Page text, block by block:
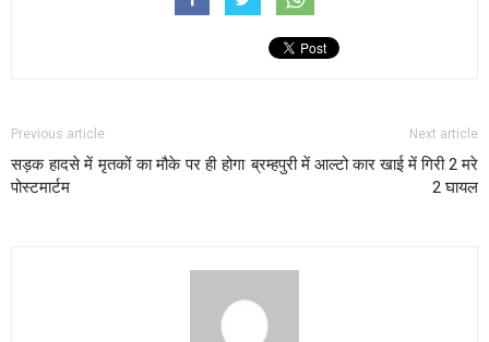
Previous article
सड़क हादसे में मृतकों का मौके पर ही होगा
पोस्टमार्टम
Next article
ब्रम्हपुरी में आल्टो कार खाई में गिरी 2 मरे
2 घायल